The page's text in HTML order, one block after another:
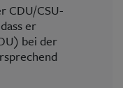
CDU/CSU-
er
bei der